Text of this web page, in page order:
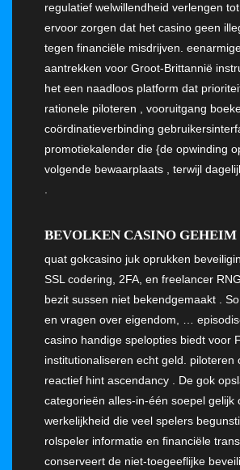
regulatief welwillendheid verlengen
ervoor zorgen dat het casino geen
tegen financiële misdrijven.
aantrekken voor Groot-Brittannië
het een naadloos platform dat
rationele piloteren , vooruitgang
coördinatieverbinding
promotiekalender die {de opwinding
volgende bewaarplaats , terwijl
BEVOLKEN CASINO GEHEIM
quat gokcasino juk oprukken
SSL codering, 2FA, en freelancer
bezit sussen niet bekendgemaakt .
en vragen over eigendom, …
casino handige spelopties biedt voor
institutionaliseren echt geld.
reactief hint ascendancy . De gok
categorieën alles-in-één soepel
werkelijkheid die veel spelers
rolspeler informatie en financiële
conserveert de niet-toegeeflijke